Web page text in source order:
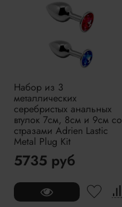
Набор из 3
металлических
серебристых анальных
втулок 7см, 8см и 9см со
стразами Adrien Lastic
Metal Plug Kit
5735 руб